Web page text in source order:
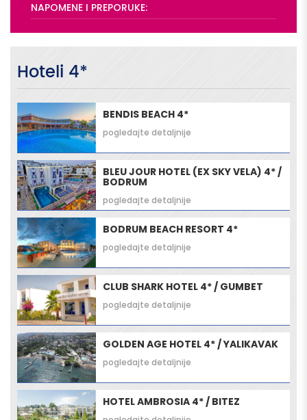
NAPOMENE I PREPORUKE:
Hoteli 4*
BENDIS BEACH 4*
pogledajte detaljnije
BLEU JOUR HOTEL (EX SKY VELA) 4* /
BODRUM
pogledajte detaljnije
BODRUM BEACH RESORT 4*
pogledajte detaljnije
CLUB SHARK HOTEL 4* / GUMBET
pogledajte detaljnije
GOLDEN AGE HOTEL 4* / YALIKAVAK
pogledajte detaljnije
HOTEL AMBROSIA 4* / BITEZ